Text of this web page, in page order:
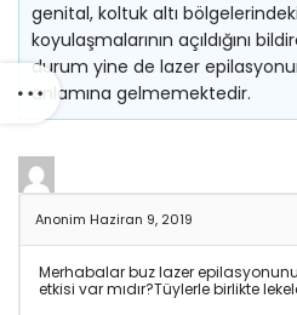
genital, koltuk altı
koyulaşmalarının açıldığını
durum yine de lazer
anlamına gelmemektedir.
Anonim Haziran 9, 2019
Merhabalar buz lazer
etkisi var mıdır?Tüylerle birlikte